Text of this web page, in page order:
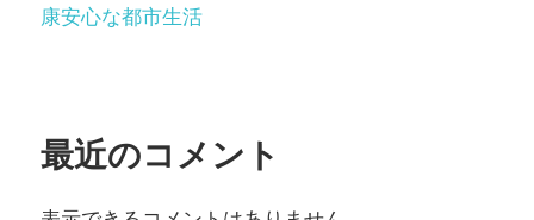
康安心な都市生活
最近のコメント